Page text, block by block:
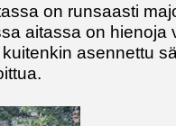
on runsaasti
aitassa on hienoja
asennettu